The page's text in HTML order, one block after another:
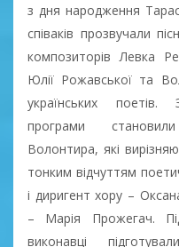
з дня народження
співаків прозвучали
композиторів Левка
Юлії Рожавської та
українських поетів.
програми
Волонтира, які
тонким відчуттям
і диригент хору –
– Марія Прожегач.
виконавці